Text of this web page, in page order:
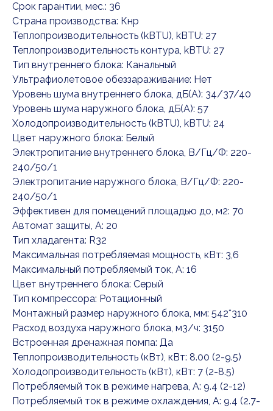
Срок гарантии, мес.: 36
Страна производства: Кнр
Теплопроизводительность (kBTU), kBTU: 27
Теплопроизводительность контура, kBTU: 27
Тип внутреннего блока: Канальный
Ультрафиолетовое обеззараживание: Нет
Уровень шума внутреннего блока, дБ(А): 34/37/40
Уровень шума наружного блока, дБ(А): 57
Холодопроизводительность (kBTU), kBTU: 24
Цвет наружного блока: Белый
Электропитание внутреннего блока, В/Гц/Ф: 220-
240/50/1
Электропитание наружного блока, В/Гц/Ф: 220-
240/50/1
Эффективен для помещений площадью до, м2: 70
Автомат защиты, А: 20
Тип хладагента: R32
Максимальная потребляемая мощность, кВт: 3,6
Максимальный потребляемый ток, А: 16
Цвет внутреннего блока: Серый
Тип компрессора: Ротационный
Монтажный размер наружного блока, мм: 542*310
Расход воздуха наружного блока, м3/ч: 3150
Встроенная дренажная помпа: Да
Теплопроизводительность (кВт), кВт: 8.00 (2-9.5)
Холодопроизводительность (кВт), кВт: 7 (2-8.5)
Потребляемый ток в режиме нагрева, А: 9.4 (2-12)
Потребляемый ток в режиме охлаждения, А: 9.4 (2.7-